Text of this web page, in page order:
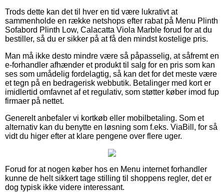
Trods dette kan det til hver en tid være lukrativt at
sammenholde en række netshops efter rabat på Menu Plinth
Sofabord Plinth Low, Calacatta Viola Marble forud for at du
bestiller, så du er sikker på at få den mindst kostelige pris.
Man må ikke desto mindre være så påpasselig, at såfremt en
e-forhandler afhænder et produkt til salg for en pris som kan
ses som umådelig fordelagtig, så kan det for det meste være
et tegn på en bedragerisk webbutik. Betalinger med kort er
imidlertid omfavnet af et regulativ, som støtter køber imod fup
firmaer på nettet.
Generelt anbefaler vi kortkøb eller mobilbetaling. Som et
alternativ kan du benytte en løsning som f.eks. ViaBill, for så
vidt du higer efter at klare pengene over flere uger.
Forud for at nogen køber hos en Menu internet forhandler
kunne de helt sikkert tage stilling til shoppens regler, det er
dog typisk ikke videre interessant.